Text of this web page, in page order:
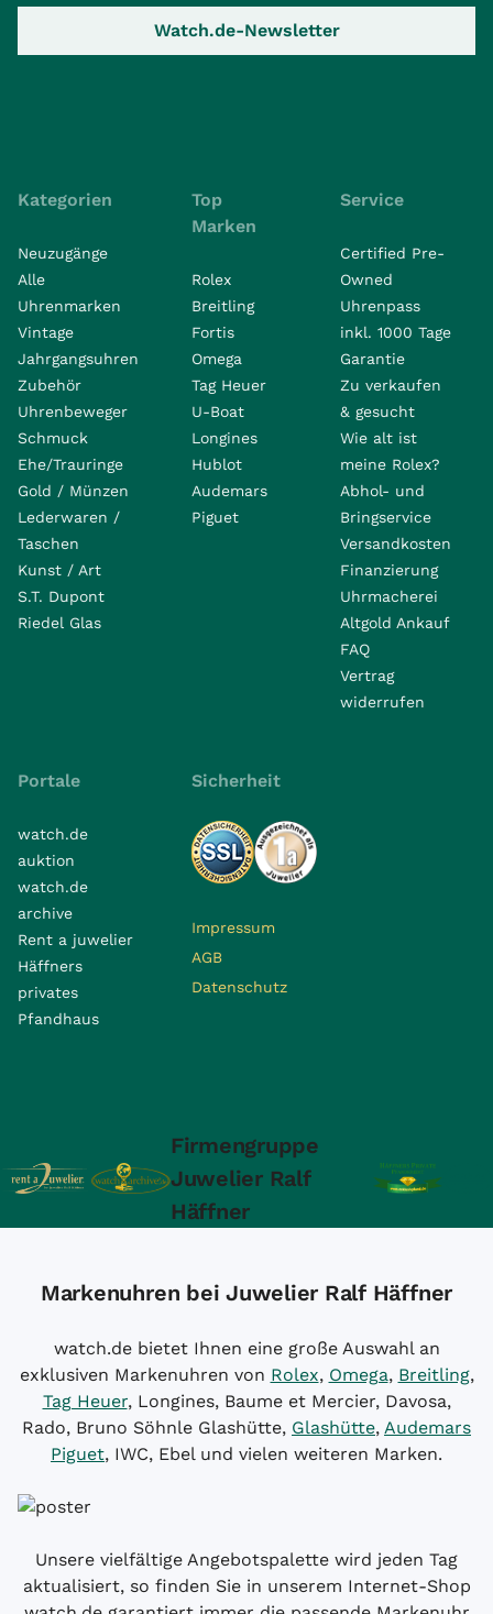
Watch.de-Newsletter
Kategorien
Neuzugänge
Alle
Uhrenmarken
Vintage
Jahrgangsuhren
Zubehör
Uhrenbeweger
Schmuck
Ehe/Trauringe
Gold / Münzen
Lederwaren /
Taschen
Kunst / Art
S.T. Dupont
Riedel Glas
Top
Marken
Rolex
Breitling
Fortis
Omega
Tag Heuer
U-Boat
Longines
Hublot
Audemars
Piguet
Service
Certified Pre-
Owned
Uhrenpass
inkl. 1000 Tage
Garantie
Zu verkaufen
& gesucht
Wie alt ist
meine Rolex?
Abhol- und
Bringservice
Versandkosten
Finanzierung
Uhrmacherei
Altgold Ankauf
FAQ
Vertrag
widerrufen
Portale
watch.de
auktion
watch.de
archive
Rent a juwelier
Häffners
privates
Pfandhaus
Sicherheit
Impressum
AGB
Datenschutz
Firmengruppe
Juwelier Ralf
Häffner
Markenuhren bei Juwelier Ralf Häffner
watch.de bietet Ihnen eine große Auswahl an
exklusiven Markenuhren von Rolex, Omega, Breitling,
Tag Heuer, Longines, Baume et Mercier, Davosa,
Rado, Bruno Söhnle Glashütte, Glashütte, Audemars
Piguet, IWC, Ebel und vielen weiteren Marken.
Unsere vielfältige Angebotspalette wird jeden Tag
aktualisiert, so finden Sie in unserem Internet-Shop